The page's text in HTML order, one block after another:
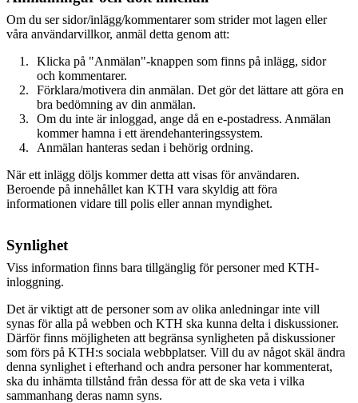
Om du ser sidor/inlägg/kommentarer som strider mot lagen eller
våra användarvillkor, anmäl detta genom att:
Klicka på "Anmälan"-knappen som finns på inlägg, sidor
och kommentarer.
Förklara/motivera din anmälan. Det gör det lättare att göra en
bra bedömning av din anmälan.
Om du inte är inloggad, ange då en e-postadress. Anmälan
kommer hamna i ett ärendehanteringssystem.
Anmälan hanteras sedan i behörig ordning.
När ett inlägg döljs kommer detta att visas för användaren.
Beroende på innehållet kan KTH vara skyldig att föra
informationen vidare till polis eller annan myndighet.
Synlighet
Viss information finns bara tillgänglig för personer med KTH-
inloggning.
Det är viktigt att de personer som av olika anledningar inte vill
synas för alla på webben och KTH ska kunna delta i diskussioner.
Därför finns möjligheten att begränsa synligheten på diskussioner
som förs på KTH:s sociala webbplatser. Vill du av något skäl ändra
denna synlighet i efterhand och andra personer har kommenterat,
ska du inhämta tillstånd från dessa för att de ska veta i vilka
sammanhang deras namn syns.